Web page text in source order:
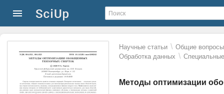
Научные статьи \ Общие вопросы
Обработка данных \
Методы оптимизации